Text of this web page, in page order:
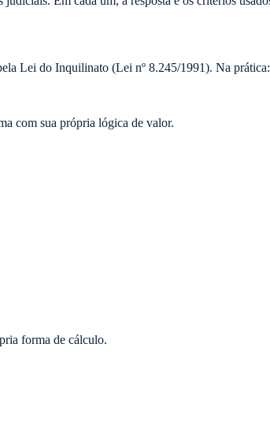
Lei do Inquilinato (Lei nº 8.245/1991). Na prática:
com sua própria lógica de valor.
forma de cálculo.